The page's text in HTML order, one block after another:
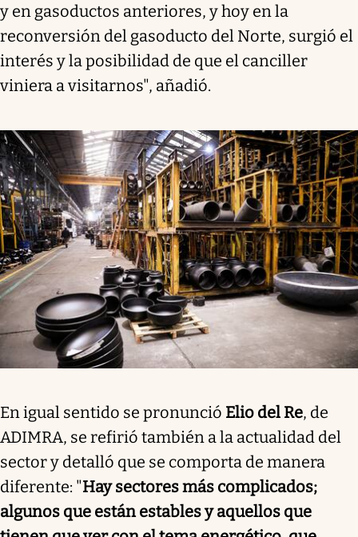
y en gasoductos anteriores, y hoy en la
reconversión del gasoducto del Norte, surgió el
interés y la posibilidad de que el canciller
viniera a visitarnos", añadió.
En igual sentido se pronunció Elio del Re, de
ADIMRA, se refirió también a la actualidad del
sector y detalló que se comporta de manera
diferente: "Hay sectores más complicados;
algunos que están estables y aquellos que